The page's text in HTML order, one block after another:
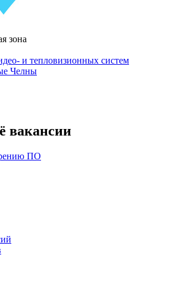
зона
и тепловизионных систем
Челны
вакансии
ПО